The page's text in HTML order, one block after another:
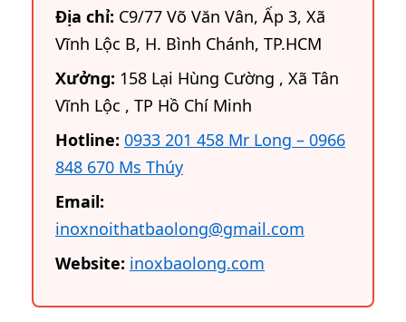
Địa chỉ: C9/77 Võ Văn Vân, Ấp 3, Xã
Vĩnh Lộc B, H. Bình Chánh, TP.HCM
Xưởng: 158 Lại Hùng Cường , Xã Tân
Vĩnh Lộc , TP Hồ Chí Minh
Hotline: 0933 201 458 Mr Long – 0966
848 670 Ms Thúy
Email:
inoxnoithatbaolong@gmail.com
Website: inoxbaolong.com